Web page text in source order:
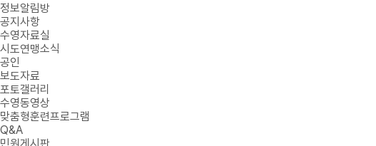
정보알림방
공지사항
수영자료실
시도연맹소식
공인
보도자료
포토갤러리
수영동영상
맞춤형훈련프로그램
Q&A